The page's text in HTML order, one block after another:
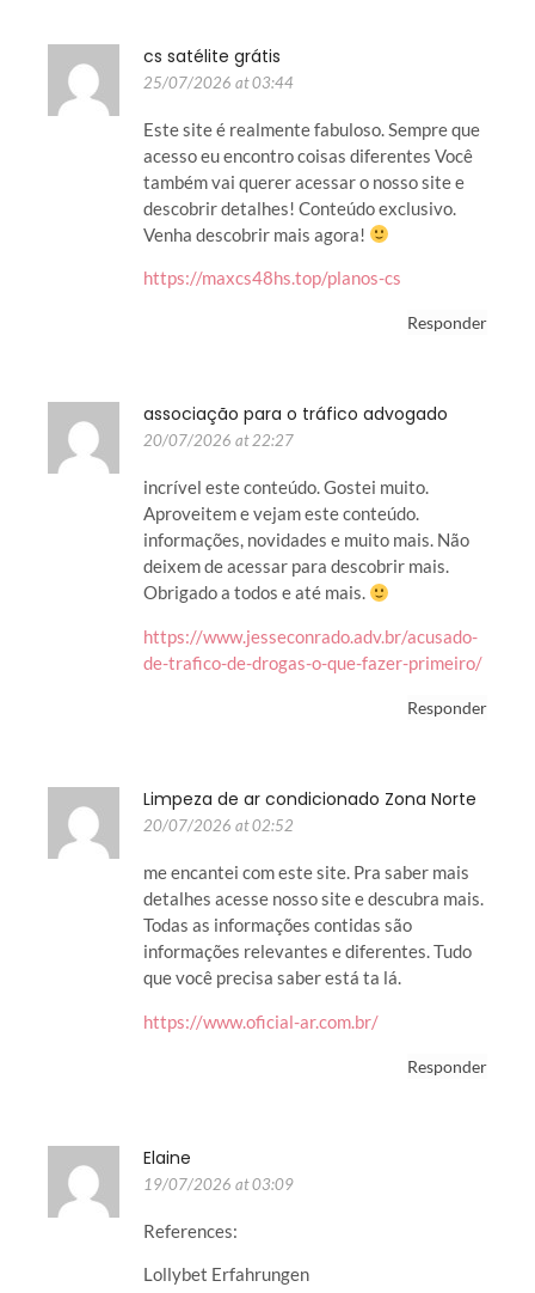
cs satélite grátis
25/07/2026 at 03:44
Este site é realmente fabuloso. Sempre que
acesso eu encontro coisas diferentes Você
também vai querer acessar o nosso site e
descobrir detalhes! Conteúdo exclusivo.
Venha descobrir mais agora!
https://maxcs48hs.top/planos-cs
Responder
associação para o tráfico advogado
20/07/2026 at 22:27
incrível este conteúdo. Gostei muito.
Aproveitem e vejam este conteúdo.
informações, novidades e muito mais. Não
deixem de acessar para descobrir mais.
Obrigado a todos e até mais.
https://www.jesseconrado.adv.br/acusado-
de-trafico-de-drogas-o-que-fazer-primeiro/
Responder
Limpeza de ar condicionado Zona Norte
20/07/2026 at 02:52
me encantei com este site. Pra saber mais
detalhes acesse nosso site e descubra mais.
Todas as informações contidas são
informações relevantes e diferentes. Tudo
que você precisa saber está ta lá.
https://www.oficial-ar.com.br/
Responder
Elaine
19/07/2026 at 03:09
References:
Lollybet Erfahrungen